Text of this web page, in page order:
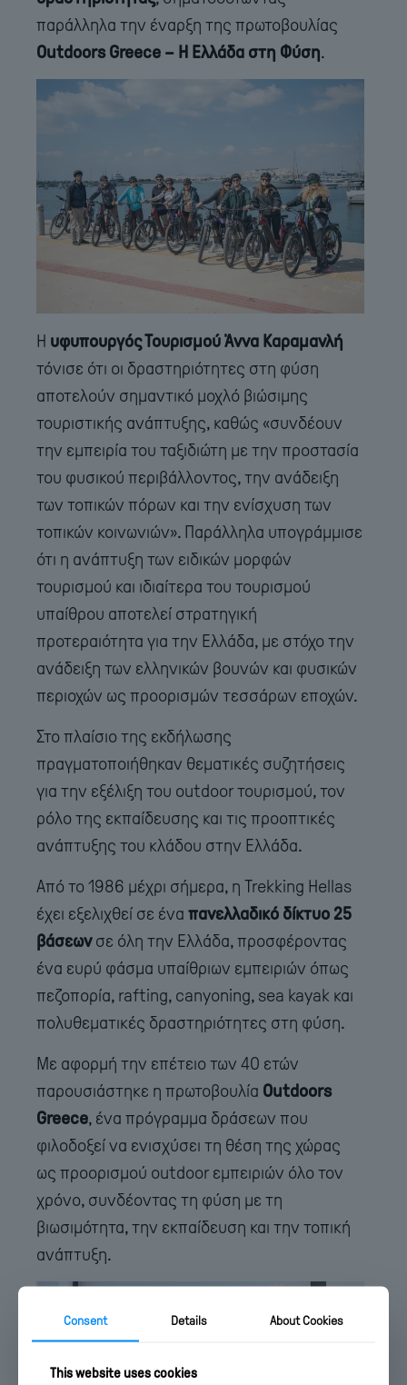
παράλληλα την έναρξη της πρωτοβουλίας
Outdoors Greece – Η Ελλάδα στη Φύση.
Η υφυπουργός Τουρισμού Άννα Καραμανλή
τόνισε ότι οι δραστηριότητες στη φύση
αποτελούν σημαντικό μοχλό βιώσιμης
τουριστικής ανάπτυξης, καθώς «συνδέουν
την εμπειρία του ταξιδιώτη με την προστασία
του φυσικού περιβάλλοντος, την ανάδειξη
των τοπικών πόρων και την ενίσχυση των
τοπικών κοινωνιών». Παράλληλα υπογράμμισε
ότι η ανάπτυξη των ειδικών μορφών
τουρισμού και ιδιαίτερα του τουρισμού
υπαίθρου αποτελεί στρατηγική
προτεραιότητα για την Ελλάδα, με στόχο την
ανάδειξη των ελληνικών βουνών και φυσικών
περιοχών ως προορισμών τεσσάρων εποχών.
Στο πλαίσιο της εκδήλωσης
πραγματοποιήθηκαν θεματικές συζητήσεις
για την εξέλιξη του outdoor τουρισμού, τον
ρόλο της εκπαίδευσης και τις προοπτικές
ανάπτυξης του κλάδου στην Ελλάδα.
Από το 1986 μέχρι σήμερα, η Trekking Hellas
έχει εξελιχθεί σε ένα πανελλαδικό δίκτυο 25
βάσεωνσε όλη την Ελλάδα, προσφέροντας
ένα ευρύ φάσμα υπαίθριων εμπειριών όπως
πεζοπορία, rafting, canyoning, sea kayak και
πολυθεματικές δραστηριότητες στη φύση.
Με αφορμή την επέτειο των 40 ετών
παρουσιάστηκε η πρωτοβουλία Outdoors
Greece, ένα πρόγραμμα δράσεων που
φιλοδοξεί να ενισχύσει τη θέση της χώρας
ως προορισμού outdoor εμπειριών όλο τον
χρόνο, συνδέοντας τη φύση με τη
βιωσιμότητα, την εκπαίδευση και την τοπική
ανάπτυξη.
Consent Details About Cookies
This website uses cookies